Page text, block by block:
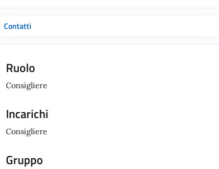
Contatti
Ruolo
Consigliere
Incarichi
Consigliere
Gruppo